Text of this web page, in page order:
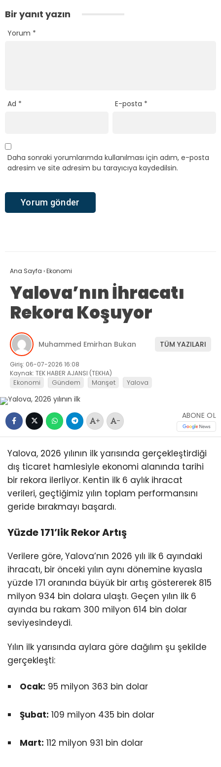
Bir yanıt yazın
Yorum *
Ad * E-posta *
Daha sonraki yorumlarımda kullanılması için adım, e-posta
adresim ve site adresim bu tarayıcıya kaydedilsin.
Ana Sayfa ›Ekonomi
Yalova’nın İhracatı
Rekora Koşuyor
Muhammed Emirhan Bukan TÜM YAZILARI
Giriş: 06-07-2026 16:08
Kaynak: TEK HABER AJANSI (TEKHA)
Ekonomi Gündem Manşet Yalova
+ -
ABONE OL
Yalova, 2026 yılının ilk yarısında gerçekleştirdiği
dış ticaret hamlesiyle ekonomi alanında tarihi
bir rekora ilerliyor. Kentin ilk 6 aylık ihracat
verileri, geçtiğimiz yılın toplam performansını
geride bırakmayı başardı.
Yüzde 171’lik Rekor Artış
Verilere göre, Yalova’nın 2026 yılı ilk 6 ayındaki
ihracatı, bir önceki yılın aynı dönemine kıyasla
yüzde 171 oranında büyük bir artış göstererek 815
milyon 934 bin dolara ulaştı. Geçen yılın ilk 6
ayında bu rakam 300 milyon 614 bin dolar
seviyesindeydi.
Yılın ilk yarısında aylara göre dağılım şu şekilde
gerçekleşti:
Ocak: 95 milyon 363 bin dolar
Şubat: 109 milyon 435 bin dolar
Mart: 112 milyon 931 bin dolar